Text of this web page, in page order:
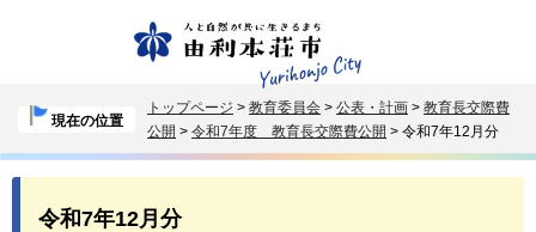
現在の位置
トップページ > 教育委員会 > 公表・計画 > 教育長交際費
公開 > 令和7年度 教育長交際費公開 > 令和7年12月分
令和7年12月分